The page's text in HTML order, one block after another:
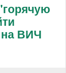
на ВИЧ